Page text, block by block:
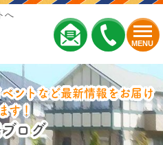
MENU
へ
ントなど最新情報をお届け
す！
ログ